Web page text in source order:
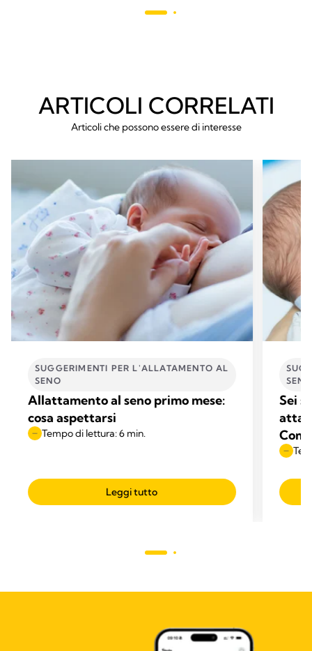
ARTICOLI CORRELATI
Articoli che possono essere di interesse
SUGGERIMENTI PER L'ALLATAMENTO AL
SENO
Allattamento al seno primo mese:
cosa aspettarsi
Tempo di lettura: 6 min.
Leggi tutto
SENO
Sei